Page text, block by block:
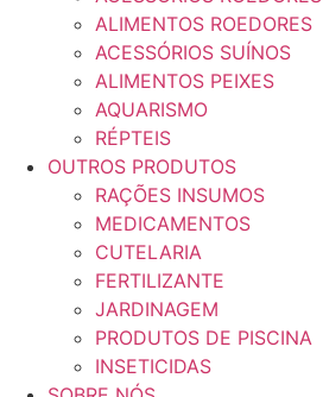
ALIMENTOS ROEDORES
ACESSÓRIOS SUÍNOS
ALIMENTOS PEIXES
AQUARISMO
RÉPTEIS
OUTROS PRODUTOS
RAÇÕES INSUMOS
MEDICAMENTOS
CUTELARIA
FERTILIZANTE
JARDINAGEM
PRODUTOS DE PISCINA
INSETICIDAS